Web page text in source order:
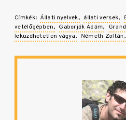
Címkék: Állati nyelvek állati versek
vetélőgépben
Gaborják Ádám
leküzdhetetlen vágya
Németh Zoltán